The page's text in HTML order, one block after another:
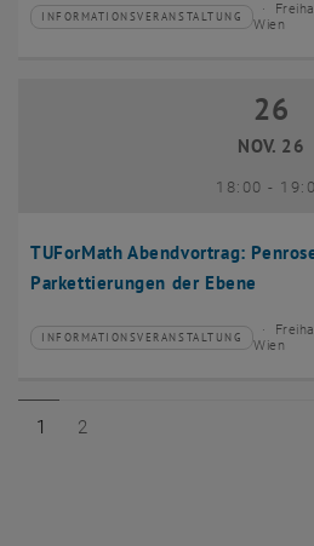
Veranstaltungstyp:
INFORMATIONSVERANSTALTUNG
Veranstaltungsort:
Wien
TUForMath Abendvortrag:
Parkettierungen der Ebene
26 November
26
NOV. 26
18:00- bis
Veranstaltungstyp:
INFORMATIONSVERANSTALTUNG
Veranstaltungsort:
Wien
Seite 1 von 2
1 Seite 2 von 2
2